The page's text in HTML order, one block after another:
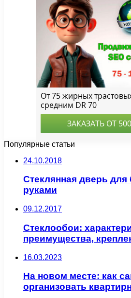
Популярные статьи
24.10.2018
Стеклянная дверь
руками
09.12.2017
Стеклообои:
преимущества,
16.03.2023
На новом месте: как
организовать